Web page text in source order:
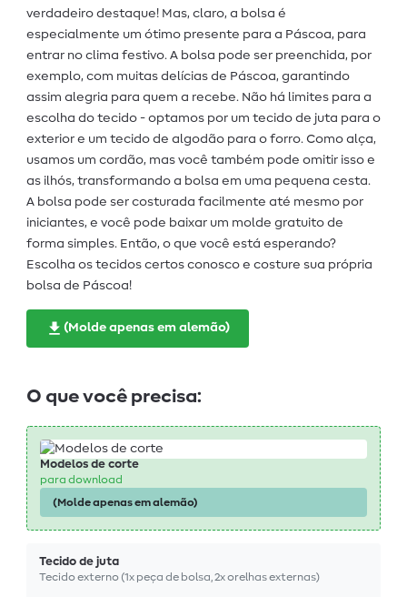
verdadeiro destaque! Mas, claro, a bolsa é
especialmente um ótimo presente para a Páscoa, para
entrar no clima festivo. A bolsa pode ser preenchida, por
exemplo, com muitas delícias de Páscoa, garantindo
assim alegria para quem a recebe. Não há limites para a
escolha do tecido - optamos por um tecido de juta para o
exterior e um tecido de algodão para o forro. Como alça,
usamos um cordão, mas você também pode omitir isso e
as ilhós, transformando a bolsa em uma pequena cesta.
A bolsa pode ser costurada facilmente até mesmo por
iniciantes, e você pode baixar um molde gratuito de
forma simples. Então, o que você está esperando?
Escolha os tecidos certos conosco e costure sua própria
bolsa de Páscoa!
(Molde apenas em alemão)
O que você precisa:
Modelos de corte
para download
(Molde apenas em alemão)
Tecido de juta
Tecido externo (1x peça de bolsa, 2x orelhas externas)